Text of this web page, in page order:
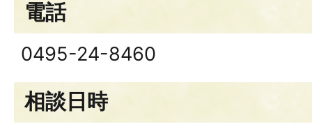
電話
0495-24-8460
相談日時